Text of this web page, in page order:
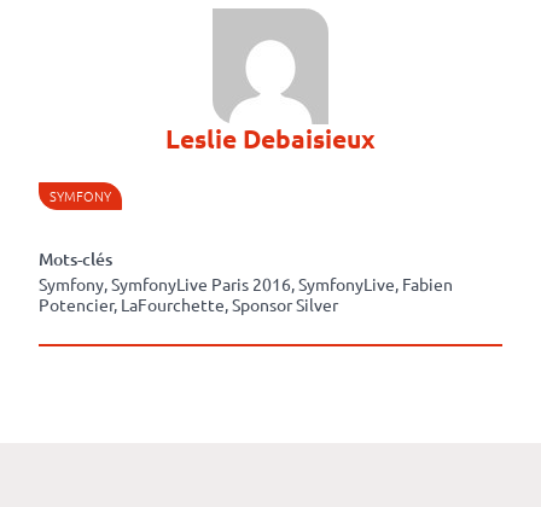
Leslie Debaisieux
SYMFONY
Mots-clés
Symfony, SymfonyLive Paris 2016, SymfonyLive, Fabien
Potencier, LaFourchette, Sponsor Silver